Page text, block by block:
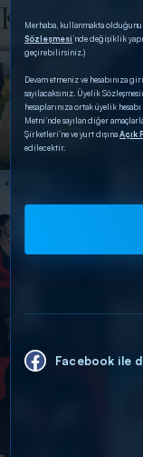
DİĞER SONUÇLAR
Merhaba, kullanmakta
Sözleşmesi’nde değişiklik
geçirebilirsiniz.)
Devam etmeniz ve hesabınıza
sayılacaksınız. Üyelik
hesaplarınıza ortak üyelik
Metni’nde sayılan diğer
Şirketleri’ne ve yurt dışınaAçık
edilecektir.
Facebook ile